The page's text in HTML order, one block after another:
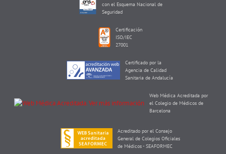
con el Esquema Nacional de
Seguridad
Certificación
ISO/IEC
27001
Certificado por la
Agencia de Calidad
Sanitaria de Andalucía
Web Médica Acreditada por
el Colegio de Médicos de
Barcelona
Acreditado por el Consejo
General de Colegios Oficiales
de Médicos - SEAFORMEC